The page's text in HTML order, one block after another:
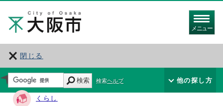
メニュー
閉じる
サイト・ナビ
くらし
検索 検索ヘルプ 他の探し方